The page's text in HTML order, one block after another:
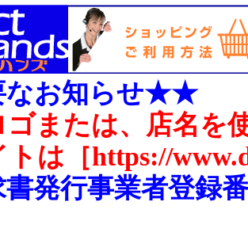
お知らせ★★
ゴまたは、店名を
は［https://
発行事業者登録